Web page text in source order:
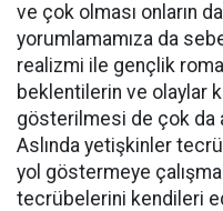
ve çok olması onların
yorumlamamıza da
realizmi ile gençlik
beklentilerin ve olaylar
gösterilmesi de çok da
Aslında yetişkinler
yol göstermeye
tecrübelerini kendileri